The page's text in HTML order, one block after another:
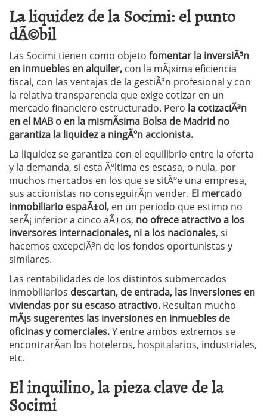
La liquidez de la Socimi: el punto
dÃ©bil
Las Socimi tienen como objeto fomentar la inversiÃ³n
en inmuebles en alquiler, con la mÃ¡xima eficiencia
fiscal, con las ventajas de la gestiÃ³n profesional y con
la relativa transparencia que exige cotizar en un
mercado financiero estructurado. Pero la cotizaciÃ³n
en el MAB o en la mismÃ­sima Bolsa de Madrid no
garantiza la liquidez a ningÃºn accionista.
La liquidez se garantiza con el equilibrio entre la oferta
y la demanda, si esta Ãºltima es escasa, o nula, por
muchos mercados en los que se sitÃºe una empresa,
sus accionistas no conseguirÃ¡n vender. El mercado
inmobiliario espaÃ±ol, en un periodo que estimo no
serÃ¡ inferior a cinco aÃ±os, no ofrece atractivo a los
inversores internacionales, ni a los nacionales, si
hacemos excepciÃ³n de los fondos oportunistas y
similares.
Las rentabilidades de los distintos submercados
inmobiliarios descartan, de entrada, las inversiones en
viviendas por su escaso atractivo. Resultan mucho
mÃ¡s sugerentes las inversiones en inmuebles de
oficinas y comerciales.Y entre ambos extremos se
encontrarÃ­an los hoteleros, hospitalarios, industriales,
etc.
El inquilino, la pieza clave de la
Socimi